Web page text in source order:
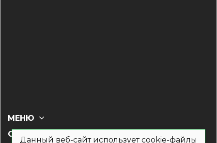
СОЦ СЕТИ
МЕНЮ
Данный веб-сайт использует cookie-файлы